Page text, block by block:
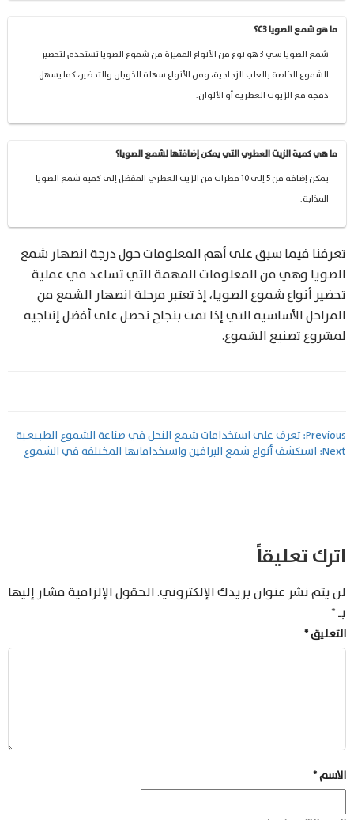
ما هو شمع الصويا C3؟
شمع الصويا سي 3 هو نوع من الأنواع المميزة من شموع الصويا تستخدم لتحضير
الشموع الخاصة بالعلب الزجاجية، ومن الأنواع سهلة الذوبان والتحضير، كما يسهل
دمجه مع الزيوت العطرية أو الألوان.
ما هي كمية الزيت العطري التي يمكن إضافتها لشمع الصويا؟
يمكن إضافة من 5 إلى 10 قطرات من الزيت العطري المفضل إلى كمية شمع الصويا
المذابة.
تعرفنا فيما سبق على أهم المعلومات حول درجة انصهار شمع
الصويا وهي من المعلومات المهمة التي تساعد في عملية
تحضير أنواع شموع الصويا، إذ تعتبر مرحلة انصهار الشمع من
المراحل الأساسية التي إذا تمت بنجاح نحصل على أفضل إنتاجية
لمشروع تصنيع الشموع.
تصفّح
المقالات
Previous: تعرف على استخدامات شمع النحل في صناعة الشموع الطبيعية
Next: استكشف أنواع شمع البرافين واستخداماتها المختلفة في الشموع
اترك تعليقاً
لن يتم نشر عنوان بريدك الإلكتروني.الحقول الإلزامية مشار إليها
بـ*
التعليق*
الاسم*